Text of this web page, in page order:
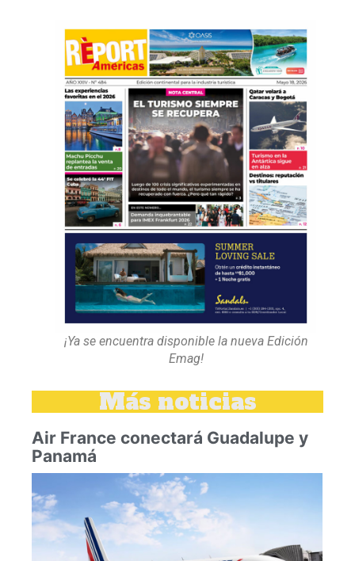
¡Ya se encuentra disponible la nueva Edición
Emag!
Más noticias
Air France conectará Guadalupe y
Panamá